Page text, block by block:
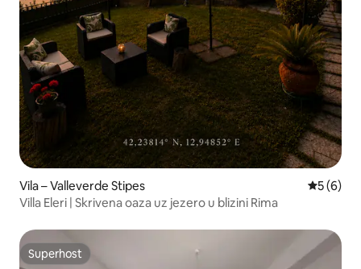
Vila – Valleverde Stipes
5 (6)
Villa Eleri | Skrivena oaza uz jezero u blizini Rima
Superhost
Superhost